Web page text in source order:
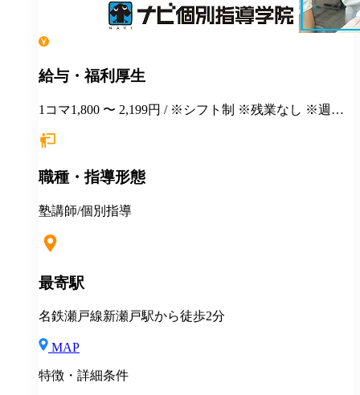
給与・福利厚生
1コマ1,800 〜 2,199円 / ※シフト制 ※残業なし ※週１
等にも別途お支払いします(規定あり) ＊有給休暇あり
度あり⇒グループ会社の割引制度が使えます！ ＊産
あり(社会人講師で月87時間以上の勤務がある方が対
職種・指導形態
塾講師/個別指導
最寄駅
名鉄瀬戸線新瀬戸駅から徒歩2分
MAP
特徴・詳細条件